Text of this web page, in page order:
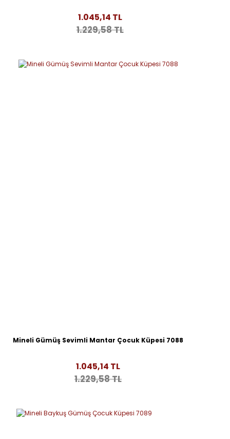
1.045,14 TL
1.229,58 TL
Mineli Gümüş Sevimli Mantar Çocuk Küpesi 7088
1.045,14 TL
1.229,58 TL